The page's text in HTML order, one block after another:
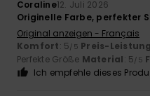
Coraline12. Juli 2026
Originelle Farbe, perfekter
Original anzeigen - Français
Komfort: 5/5 Preis-
Perfekte Größe Material: 5/5
Ich empfehle dieses